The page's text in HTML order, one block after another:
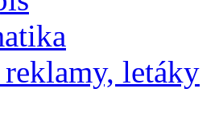
letáky